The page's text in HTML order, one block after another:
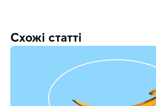
Схожі статті